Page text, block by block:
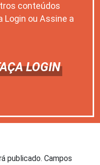
conteúdos
Login ou Assine a
LOGIN
publicado. Campos